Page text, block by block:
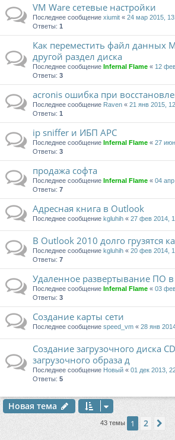
VM Ware сетевые настройки
Последнее сообщение xiumit « 24 мар 2015,
Ответы: 1
Как переместить файл данных
другой раздел диска
Последнее сообщение Infernal Flame « 12
Ответы: 3
acronis ошибка при
Последнее сообщение Raven « 21 янв 2015,
Ответы: 1
ip sniffer и ИБП APC
Последнее сообщение Infernal Flame « 27
Ответы: 3
продажа софта
Последнее сообщение Infernal Flame « 04
Ответы: 7
Адресная книга в Outlook
Последнее сообщение kgluhih « 27 фев 2014,
В Outlook 2010 долго грузятся
Последнее сообщение kgluhih « 20 фев 2014,
Ответы: 7
Удаленное развертывание ПО
Последнее сообщение Infernal Flame « 03
Ответы: 3
Создание карты сети
Последнее сообщение speed_vm « 28 янв
Создание загрузочного диска
загрузочного образа д
Последнее сообщение Новый « 01 дек 2013,
Ответы: 5
Новая тема
43 темы 1 2